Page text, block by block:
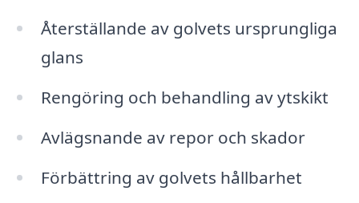
Återställande av golvets ursprungliga
glans
Rengöring och behandling av ytskikt
Avlägsnande av repor och skador
Förbättring av golvets hållbarhet